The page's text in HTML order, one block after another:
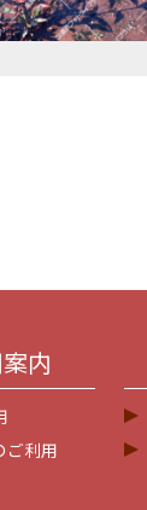
内
ご利用